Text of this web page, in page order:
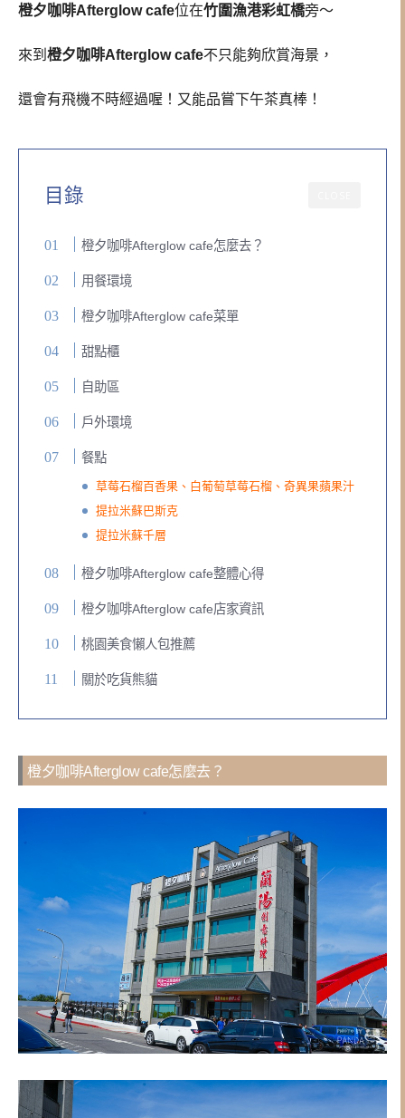
橙夕咖啡Afterglow cafe位在竹圍漁港彩虹橋旁～
來到 橙夕咖啡Afterglow cafe不只能夠欣賞海景，
還會有飛機不時經過喔！又能品嘗下午茶真棒！
目錄
橙夕咖啡Afterglow cafe怎麼去？
用餐環境
橙夕咖啡Afterglow cafe菜單
甜點櫃
自助區
戶外環境
餐點
草莓石榴百香果、白葡萄草莓石榴、奇異果蘋果汁
提拉米蘇巴斯克
提拉米蘇千層
橙夕咖啡Afterglow cafe整體心得
橙夕咖啡Afterglow cafe店家資訊
桃園美食懶人包推薦
關於吃貨熊貓
橙夕咖啡Afterglow cafe怎麼去？